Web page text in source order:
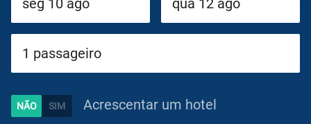
Circuitos
Caraíbas
Acrescentar um hotel